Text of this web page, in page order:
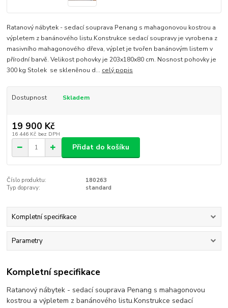
Ratanový nábytek - sedací souprava Penang s mahagonovou kostrou a
výpletem z banánového listu.Konstrukce sedací soupravy je vyrobena z
masivního mahagonového dřeva, výplet je tvořen banánovým listem v
přírodní barvě. Velikost pohovky je 203x180x80 cm. Nosnost pohovky je
300 kg Stolek se skleněnou d... celý popis
Dostupnost Skladem
19 900 Kč
16 446 Kč bez DPH
Přidat do košíku
Číslo produktu:
180263
Typ dopravy:
standard
Kompletní specifikace
Parametry
Kompletní specifikace
Ratanový nábytek - sedací souprava Penang s mahagonovou
kostrou a výpletem z banánového listu.Konstrukce sedací